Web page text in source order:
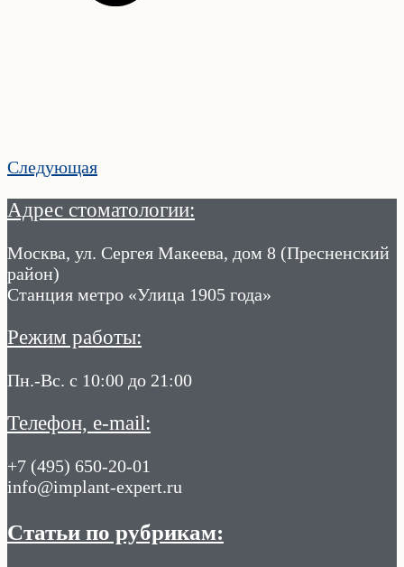
Следующая
Адрес стоматологии:
Москва, ул. Сергея Макеева, дом 8 (Пресненский
район)
Станция метро «Улица 1905 года»
Режим работы:
Пн.-Вс. с 10:00 до 21:00
Телефон, e-mail:
+7 (495) 650-20-01
info@implant-expert.ru
Статьи по рубрикам: